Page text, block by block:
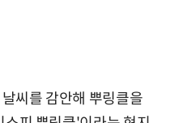
씨를 감안해 뿌링클을